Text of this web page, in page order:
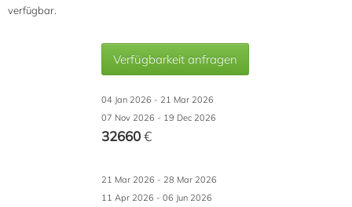
verfügbar.
Verfügbarkeit anfragen
04 Jan 2026 - 21 Mar 2026
07 Nov 2026 - 19 Dec 2026
32660€
21 Mar 2026 - 28 Mar 2026
11 Apr 2026 - 06 Jun 2026